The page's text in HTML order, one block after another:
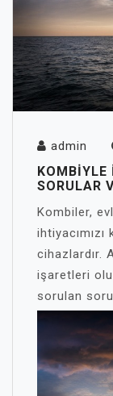
admin
KOMBIYLE
SORULAR
Kombiler,
cihazlardır.
işaretleri
sorulan